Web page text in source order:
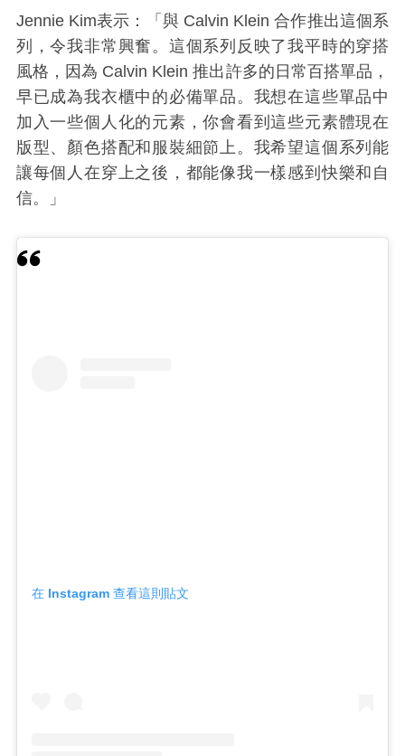
Jennie Kim表示：「與 Calvin Klein合作推出這個系
列，令我非常興奮。這個系列反映了我平時的穿搭
風格，因為 Calvin Klein推出許多的日常百搭單品，
早已成為我衣櫃中的必備單品。我想在這些單品中
加入一些個人化的元素，你會看到這些元素體現在
版型、顏色搭配和服裝細節上。我希望這個系列能
讓每個人在穿上之後，都能像我一樣感到快樂和自
信。」
在 Instagram 查看這則貼文